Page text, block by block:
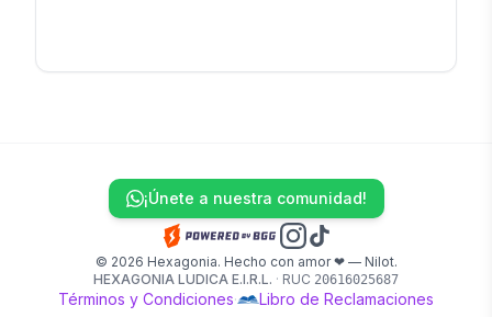
© 2026 Hexagonia. Hecho con amor ❤ — Nilot.
HEXAGONIA LUDICA E.I.R.L. · RUC 20616025687
Términos y Condiciones· Libro de Reclamaciones
¡Únete a nuestra comunidad!